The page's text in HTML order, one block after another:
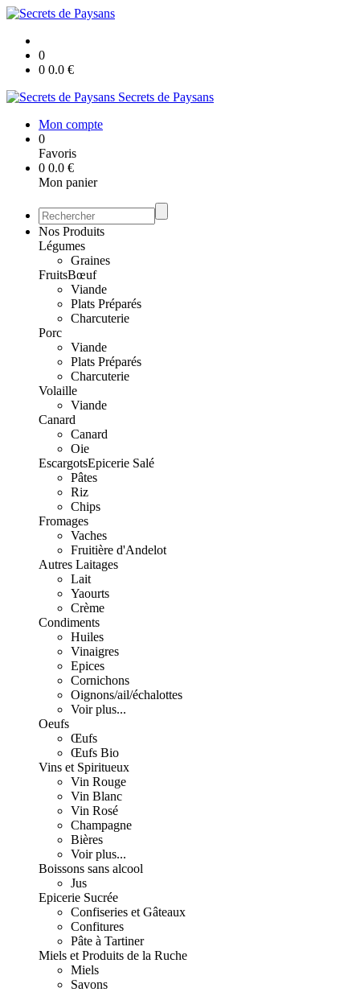
0
0 0.0 €
Secrets de Paysans
Mon compte
0
Favoris
0 0.0 €
Mon panier
Nos Produits
Légumes
Graines
FruitsBœuf
Viande
Plats Préparés
Charcuterie
Porc
Viande
Plats Préparés
Charcuterie
Volaille
Viande
Canard
Canard
Oie
EscargotsEpicerie Salé
Pâtes
Riz
Chips
Fromages
Vaches
Fruitière d'Andelot
Autres Laitages
Lait
Yaourts
Crème
Condiments
Huiles
Vinaigres
Epices
Cornichons
Oignons/ail/échalottes
Voir plus...
Oeufs
Œufs
Œufs Bio
Vins et Spiritueux
Vin Rouge
Vin Blanc
Vin Rosé
Champagne
Bières
Voir plus...
Boissons sans alcool
Jus
Epicerie Sucrée
Confiseries et Gâteaux
Confitures
Pâte à Tartiner
Miels et Produits de la Ruche
Miels
Savons